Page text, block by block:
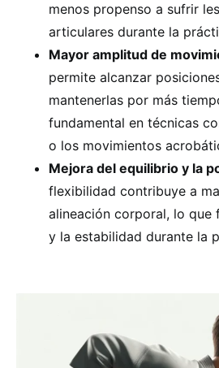
menos propenso a sufrir
articulares durante la
Mayor amplitud de
permite alcanzar
mantenerlas por más
fundamental en técnicas
o los movimientos
Mejora del equilibrio y la
flexibilidad contribuye a
alineación corporal, lo que
y la estabilidad durante la